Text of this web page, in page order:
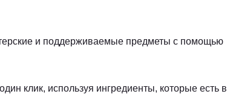
и поддерживаемые предметы с помощью
клик, используя ингредиенты, которые есть в